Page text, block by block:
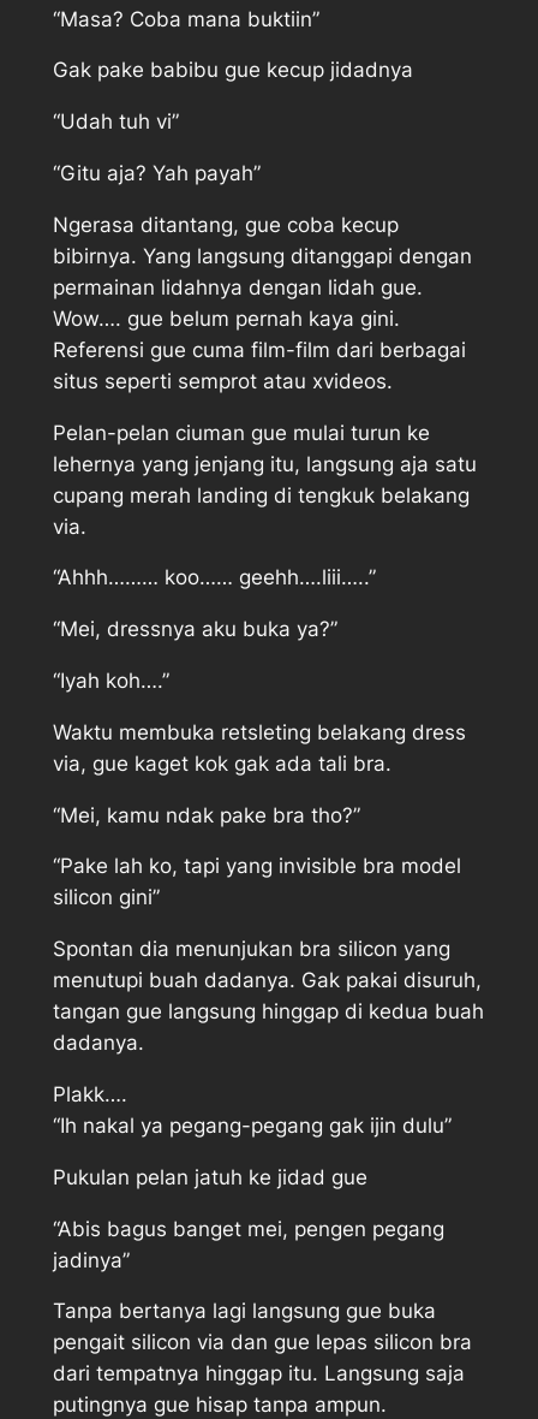
“Masa? Coba mana buktiin”
Gak pake babibu gue kecup jidadnya
“Udah tuh vi”
“Gitu aja? Yah payah”
Ngerasa ditantang, gue coba kecup
bibirnya. Yang langsung ditanggapi dengan
permainan lidahnya dengan lidah gue.
Wow…. gue belum pernah kaya gini.
Referensi gue cuma film-film dari berbagai
situs seperti semprot atau xvideos.
Pelan-pelan ciuman gue mulai turun ke
lehernya yang jenjang itu, langsung aja satu
cupang merah landing di tengkuk belakang
via.
“Ahhh……… koo…… geehh….liii…..”
“Mei, dressnya aku buka ya?”
“Iyah koh….”
Waktu membuka retsleting belakang dress
via, gue kaget kok gak ada tali bra.
“Mei, kamu ndak pake bra tho?”
“Pake lah ko, tapi yang invisible bra model
silicon gini”
Spontan dia menunjukan bra silicon yang
menutupi buah dadanya. Gak pakai disuruh,
tangan gue langsung hinggap di kedua buah
dadanya.
Plakk….
“Ih nakal ya pegang-pegang gak ijin dulu”
Pukulan pelan jatuh ke jidad gue
“Abis bagus banget mei, pengen pegang
jadinya”
Tanpa bertanya lagi langsung gue buka
pengait silicon via dan gue lepas silicon bra
dari tempatnya hinggap itu. Langsung saja
putingnya gue hisap tanpa ampun.